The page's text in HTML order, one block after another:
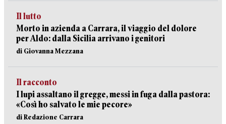
Il lutto
Morto in azienda a Carrara, il viaggio del dolore
per Aldo: dalla Sicilia arrivano i genitori
di Giovanna Mezzana
Il racconto
I lupi assaltano il gregge, messi in fuga dalla pastora:
«Così ho salvato le mie pecore»
di Redazione Carrara